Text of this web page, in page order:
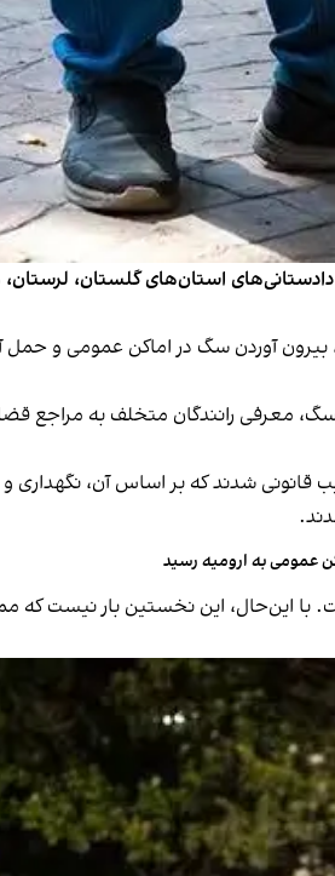
استان‌های گلستان،
آوردن سگ در اماکن عمومی و حمل
معرفی رانندگان متخلف به مراجع
تصویب قانونی شدند که بر اساس آن،
عمومی به ارومیه رسید
. با این‌حال، این نخستین بار نیست که